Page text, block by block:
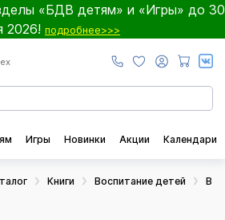
«БДВ детям» и «Игры» до 30
2026! подробнее>>>
Игры Новинки Акции Календари
Книги Воспитание детей В